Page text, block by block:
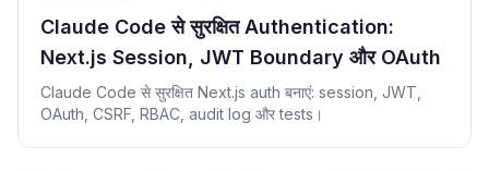
Claude Code से सुरक्षित Authentication:
Next.js Session, JWT Boundary और OAuth
Claude Code से सुरक्षित Next.js auth बनाएं: session, JWT,
OAuth, CSRF, RBAC, audit log और tests।